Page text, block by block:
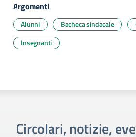
Argomenti
Alunni Bacheca sindacale
Insegnanti
Circolari, notizie,